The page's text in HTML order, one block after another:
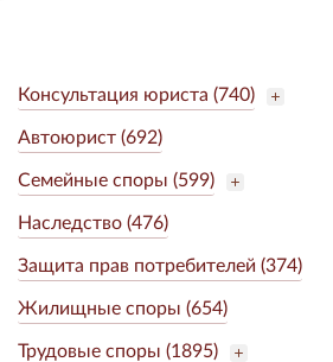
Консультация юриста (740)
Автоюрист (692)
Семейные споры (599)
Наследство (476)
Защита прав потребителей (374)
Жилищные споры (654)
Трудовые споры (1895)